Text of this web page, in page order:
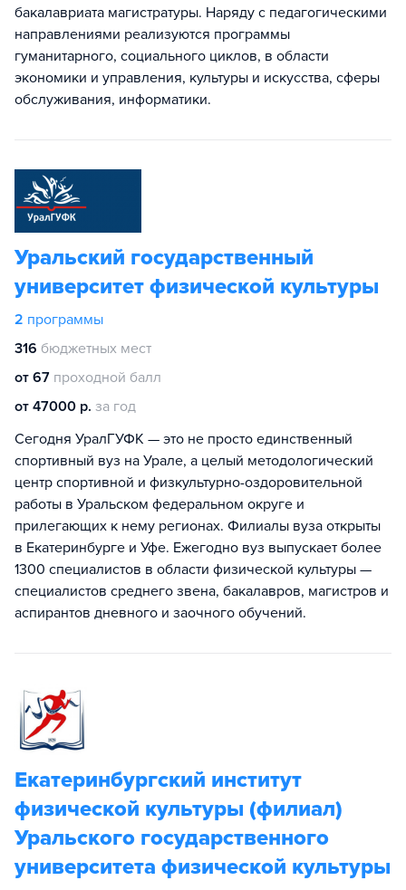
бакалавриата магистратуры. Наряду с педагогическими
направлениями реализуются программы
гуманитарного, социального циклов, в области
экономики и управления, культуры и искусства, сферы
обслуживания, информатики.
Уральский государственный
университет физической культуры
2 программы
316 бюджетных мест
от 67 проходной балл
от 47000 р. за год
Сегодня УралГУФК — это не просто единственный
спортивный вуз на Урале, а целый методологический
центр спортивной и физкультурно-оздоровительной
работы в Уральском федеральном округе и
прилегающих к нему регионах. Филиалы вуза открыты
в Екатеринбурге и Уфе. Ежегодно вуз выпускает более
1300 специалистов в области физической культуры —
специалистов среднего звена, бакалавров, магистров и
аспирантов дневного и заочного обучений.
Екатеринбургский институт
физической культуры (филиал)
Уральского государственного
университета физической культуры